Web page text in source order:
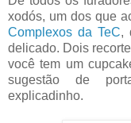
xodós, um dos que
Complexos da TeC,
delicado. Dois
você tem um
sugestão de
explicadinho.